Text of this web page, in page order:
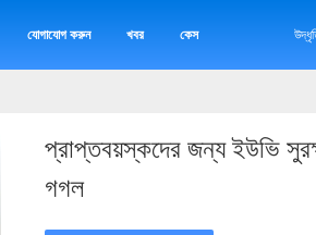
যোগাযোগ করুন খবর কেস
প্রাপ্তবয়স্কদের জন্য ইউভি
গগল